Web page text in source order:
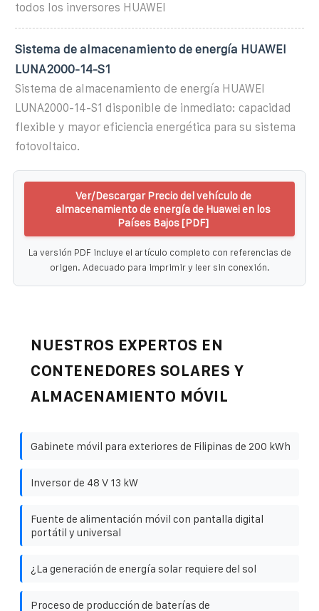
todos los inversores HUAWEI
Sistema de almacenamiento de energía HUAWEI
LUNA2000-14-S1
Sistema de almacenamiento de energía HUAWEI
LUNA2000-14-S1 disponible de inmediato: capacidad
flexible y mayor eficiencia energética para su sistema
fotovoltaico.
Ver/Descargar Precio del vehículo de
almacenamiento de energía de Huawei en los
Países Bajos [PDF]
La versión PDF incluye el artículo completo con referencias de
origen. Adecuado para imprimir y leer sin conexión.
NUESTROS EXPERTOS EN
CONTENEDORES SOLARES Y
ALMACENAMIENTO MÓVIL
Gabinete móvil para exteriores de Filipinas de 200 kWh
Inversor de 48 V 13 kW
Fuente de alimentación móvil con pantalla digital
portátil y universal
¿La generación de energía solar requiere del sol
Proceso de producción de baterías de